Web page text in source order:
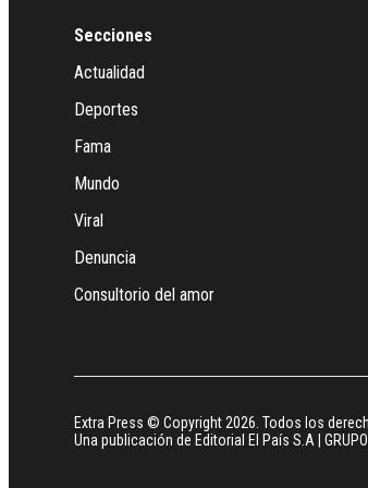
Secciones
Actualidad
Deportes
Fama
Mundo
Viral
Denuncia
Consultorio del amor
Extra Press © Copyright 2026. Todos los
Una publicación de Editorial El País S.A | GRUPO